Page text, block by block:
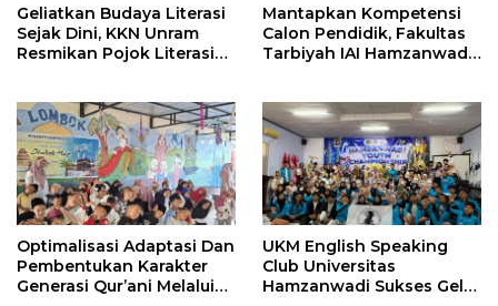
Geliatkan Budaya Literasi
Sejak Dini, KKN Unram
Resmikan Pojok Literasi
Mantapkan Kompetensi
Calon Pendidik, Fakultas
Tarbiyah IAI Hamzanwadi
Optimalisasi Adaptasi Dan
Pembentukan Karakter
Generasi Qur’ani Melalui
UKM English Speaking
Club Universitas
Hamzanwadi Sukses Gelar